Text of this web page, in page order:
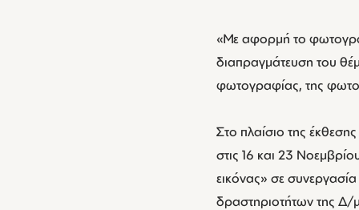
«Με αφορμή το
διαπραγμάτευση του
φωτογραφίας, της
Στο πλαίσιο της
στις 16 και 23
εικόνας» σε
δραστηριοτήτων της Δ/